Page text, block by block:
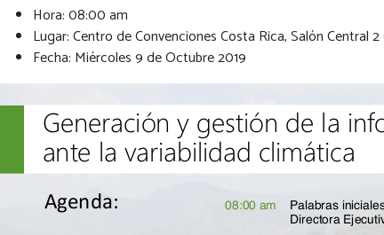
Hora: 08:00 am
Lugar: Centro de Convenciones Costa Rica, Salón Central 2
Fecha: Miércoles 9 de Octubre 2019